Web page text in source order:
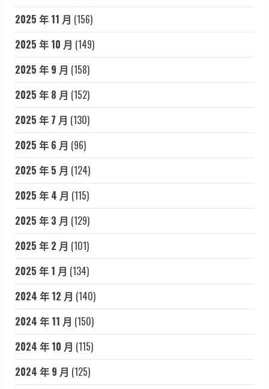
2025 年 11 月 (156)
2025 年 10 月 (149)
2025 年 9 月 (158)
2025 年 8 月 (152)
2025 年 7 月 (130)
2025 年 6 月 (96)
2025 年 5 月 (124)
2025 年 4 月 (115)
2025 年 3 月 (129)
2025 年 2 月 (101)
2025 年 1 月 (134)
2024 年 12 月 (140)
2024 年 11 月 (150)
2024 年 10 月 (115)
2024 年 9 月 (125)